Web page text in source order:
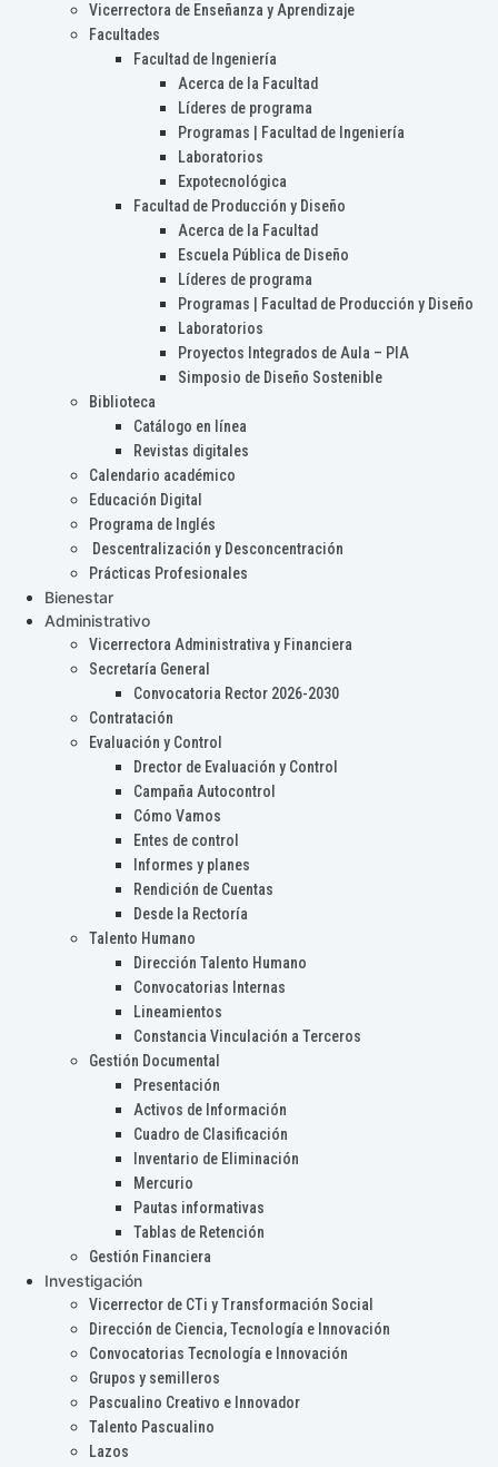
Vicerrectora de Enseñanza y Aprendizaje
Facultades
Facultad de Ingeniería
Acerca de la Facultad
Líderes de programa
Programas | Facultad de Ingeniería
Laboratorios
Expotecnológica
Facultad de Producción y Diseño
Acerca de la Facultad
Escuela Pública de Diseño
Líderes de programa
Programas | Facultad de Producción y Diseño
Laboratorios
Proyectos Integrados de Aula – PIA
Simposio de Diseño Sostenible
Biblioteca
Catálogo en línea
Revistas digitales
Calendario académico
Educación Digital
Programa de Inglés
Descentralización y Desconcentración
Prácticas Profesionales
Bienestar
Administrativo
Vicerrectora Administrativa y Financiera
Secretaría General
Convocatoria Rector 2026-2030
Contratación
Evaluación y Control
Drector de Evaluación y Control
Campaña Autocontrol
Cómo Vamos
Entes de control
Informes y planes
Rendición de Cuentas
Desde la Rectoría
Talento Humano
Dirección Talento Humano
Convocatorias Internas
Lineamientos
Constancia Vinculación a Terceros
Gestión Documental
Presentación
Activos de Información
Cuadro de Clasificación
Inventario de Eliminación
Mercurio
Pautas informativas
Tablas de Retención
Gestión Financiera
Investigación
Vicerrector de CTi y Transformación Social
Dirección de Ciencia, Tecnología e Innovación
Convocatorias Tecnología e Innovación
Grupos y semilleros
Pascualino Creativo e Innovador
Talento Pascualino
Lazos